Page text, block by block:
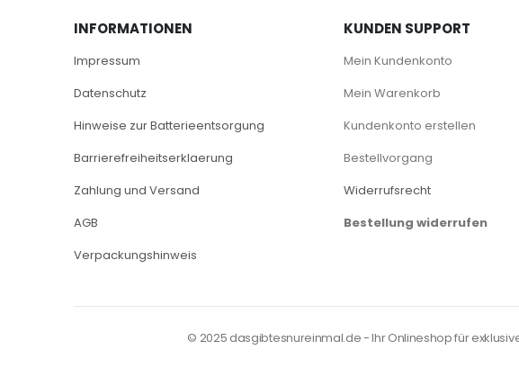
INFORMATIONEN
Impressum
Datenschutz
Hinweise zur Batterieentsorgung
Barrierefreiheitserklaerung
Zahlung und Versand
AGB
Verpackungshinweis
KUNDEN SUPPORT
Mein Kundenkonto
Mein Warenkorb
Kundenkonto erstellen
Bestellvorgang
Widerrufsrecht
Bestellung widerrufen
© 2025 dasgibtesnureinmal.de - Ihr Onlineshop für